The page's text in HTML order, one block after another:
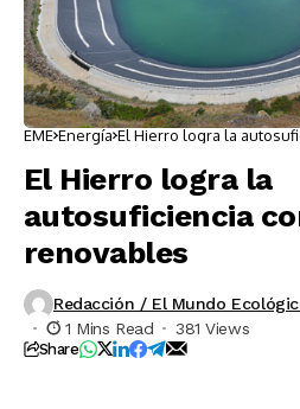
EME Energía El Hierro logra la
El Hierro logra la
autosuficiencia
renovables
Redacción / El Mundo
1 Mins Read
381 Views
Share